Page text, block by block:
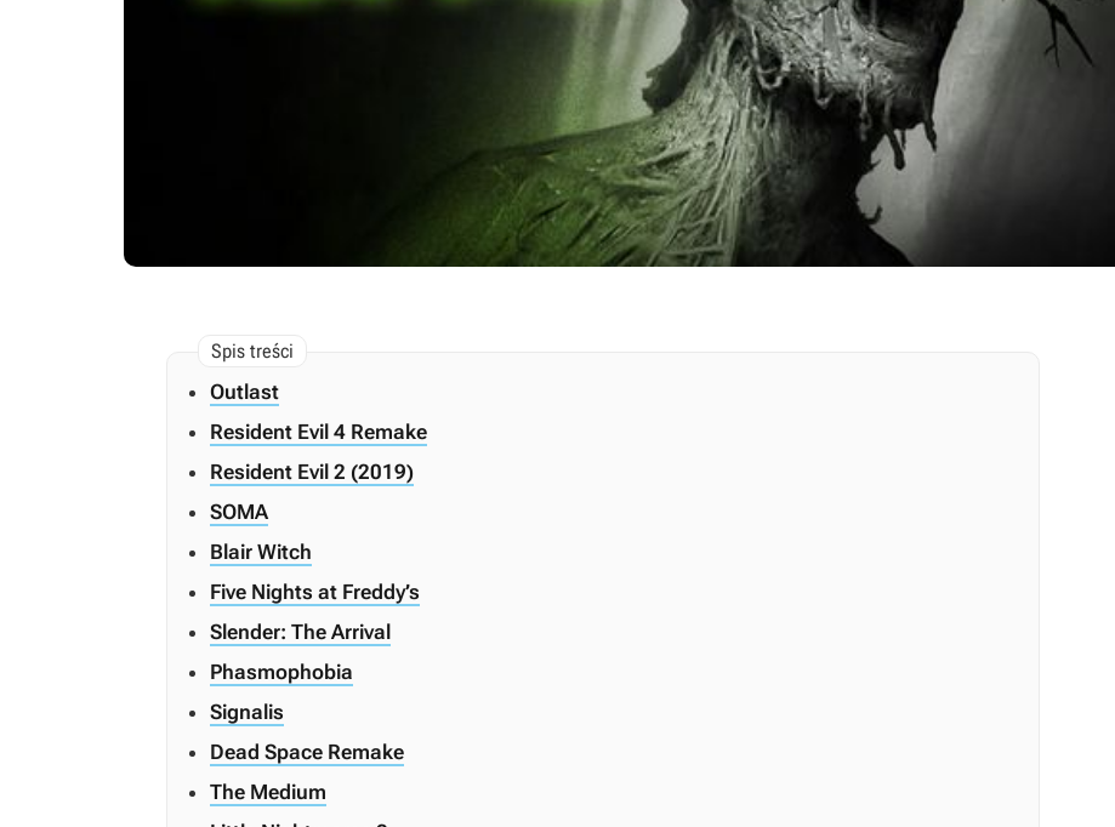
Outlast
Resident Evil 4 Remake
Resident Evil 2 (2019)
SOMA
Blair Witch
Five Nights at Freddy’s
Slender: The Arrival
Phasmophobia
Signalis
Dead Space Remake
The Medium